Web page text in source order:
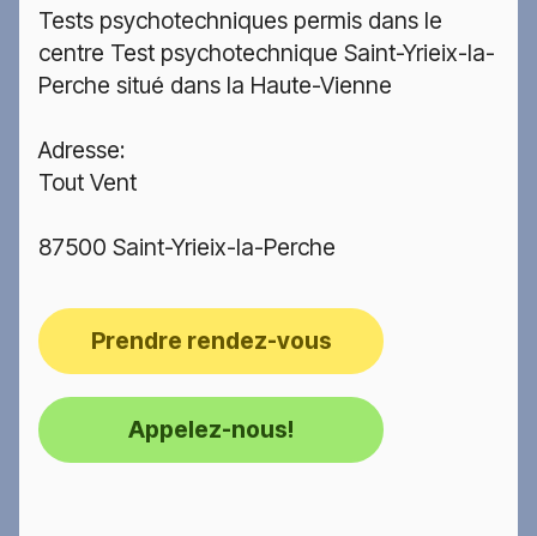
Tests psychotechniques permis dans le
centre Test psychotechnique Saint-Yrieix-la-
Perche situé dans la Haute-Vienne
Adresse:
Tout Vent
87500 Saint-Yrieix-la-Perche
Prendre rendez-vous
Appelez-nous!